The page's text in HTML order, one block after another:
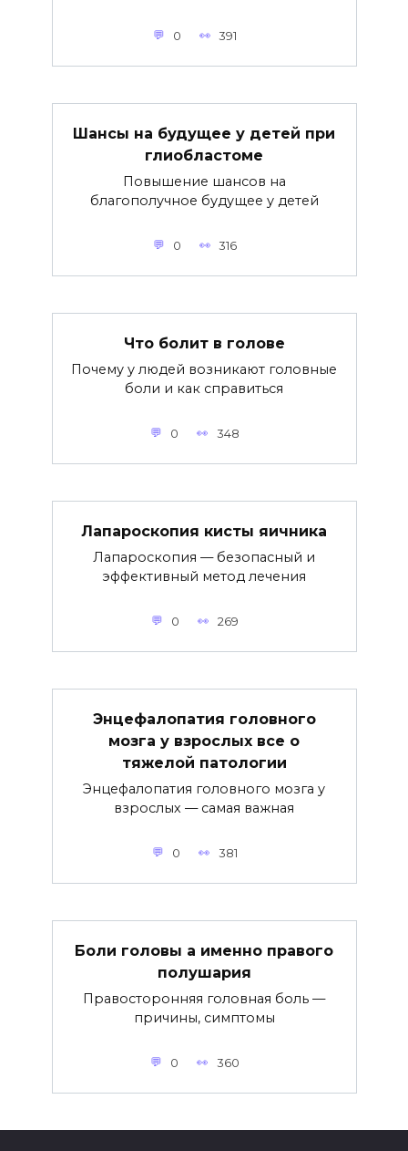
0 391
Шансы на будущее у детей при
глиобластоме
Повышение шансов на
благополучное будущее у детей
0 316
Что болит в голове
Почему у людей возникают головные
боли и как справиться
0 348
Лапароскопия кисты яичника
Лапароскопия — безопасный и
эффективный метод лечения
0 269
Энцефалопатия головного
мозга у взрослых все о
тяжелой патологии
Энцефалопатия головного мозга у
взрослых — самая важная
0 381
Боли головы а именно правого
полушария
Правосторонняя головная боль —
причины, симптомы
0 360